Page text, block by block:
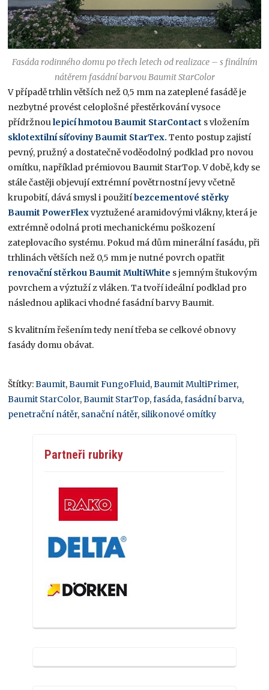
Fasáda rodinného domu po třech letech od realizace – s finálním
nátěrem fasádní barvou Baumit StarColor
V případě trhlin větších než 0,5 mm na zateplené fasádě je
nezbytné provést celoplošné přestěrkování vysoce
přídržnoulepicí hmotou Baumit StarContact s vložením
sklotextilní síťoviny Baumit StarTex. Tento postup zajistí
pevný, pružný a dostatečně voděodolný podklad pro novou
omítku, například prémiovou Baumit StarTop. V době, kdy se
stále častěji objevují extrémní povětrnostní jevy včetně
krupobití, dává smysl i použitíbezcementové stěrky
Baumit PowerFlexvyztužené aramidovými vlákny, která je
extrémně odolná proti mechanickému poškození
zateplovacího systému. Pokud má dům minerální fasádu, při
trhlinách větších než 0,5 mm je nutné povrch opatřit
renovační stěrkou Baumit MultiWhite s jemným štukovým
povrchem a výztuží z vláken. Ta tvoří ideální podklad pro
následnou aplikaci vhodné fasádní barvy Baumit.
S kvalitním řešením tedy není třeba se celkové obnovy
fasády domu obávat.
Štítky:Baumit,Baumit FungoFluid,Baumit MultiPrimer,
Baumit StarColor,Baumit StarTop,fasáda,fasádní barva,
penetrační nátěr, sanační nátěr, silikonové omítky
Partneři rubriky